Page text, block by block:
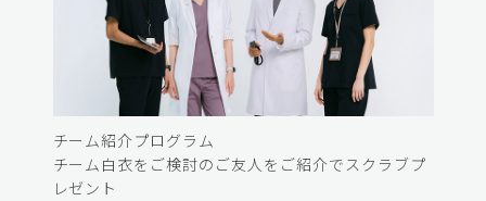
チーム紹介プログラム
チーム白衣をご検討のご友人をご紹介でスクラブプ
レゼント